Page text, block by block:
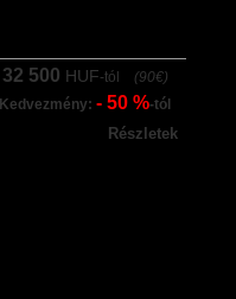
32 500 HUF-tól
(90€)
Kedvezmény: - 50 %-tól
Részletek